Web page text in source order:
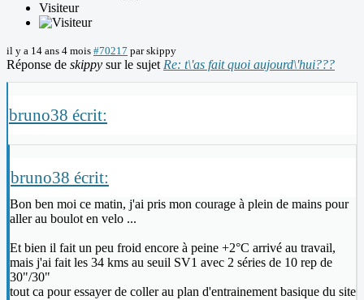
Visiteur
il y a 14 ans 4 mois #70217 parskippy
Réponse de skippy sur le sujet Re: t\'as fait quoi aujourd\'hui???
bruno38 écrit:
bruno38 écrit:
Bon ben moi ce matin, j'ai pris mon courage à plein de mains pour
aller au boulot en velo ...
Et bien il fait un peu froid encore à peine +2°C arrivé au travail,
mais j'ai fait les 34 kms au seuil SV1 avec 2 séries de 10 rep de
30"/30"
tout ca pour essayer de coller au plan d'entrainement basique du site